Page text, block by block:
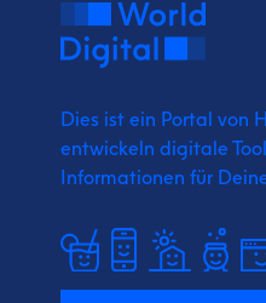
Dies ist ein Portal von
entwickeln digitale
Informationen für